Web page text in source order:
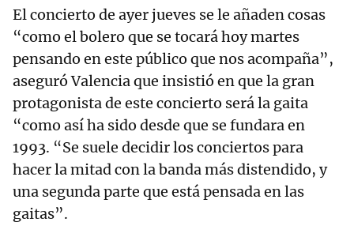
El concierto de ayer jueves se le añaden cosas
“como el bolero que se tocará hoy martes
pensando en este público que nos acompaña”,
aseguró Valencia que insistió en que la gran
protagonista de este concierto será la gaita
“como así ha sido desde que se fundara en
1993. “Se suele decidir los conciertos para
hacer la mitad con la banda más distendido, y
una segunda parte que está pensada en las
gaitas”.